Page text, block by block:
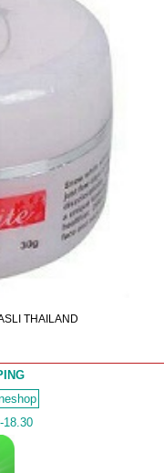
THAILAND
18.30